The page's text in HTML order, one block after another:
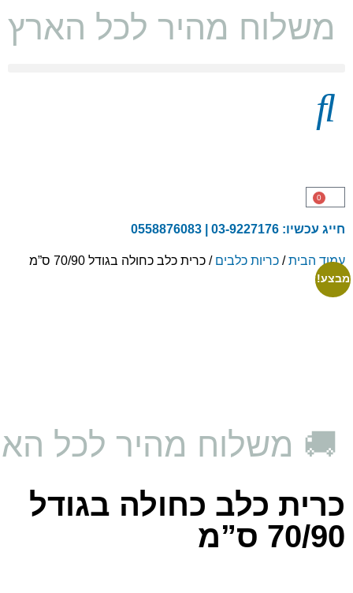
משלוח מהיר לכל הארץ
0
חייג עכשיו: 03-9227176 | 0558876083
עמוד הבית/ כריות כלבים / כרית כלב כחולה בגודל 70/90 ס”מ
מבצע!
🚚 משלוח מהיר לכל
כרית כלב כחולה בגודל
70/90 ס”מ